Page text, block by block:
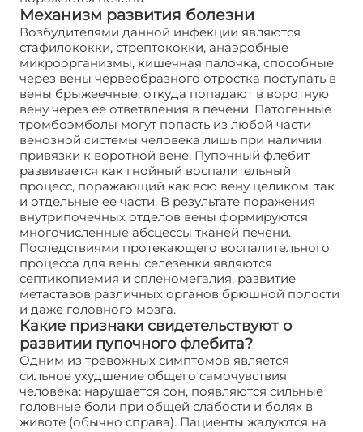
Механизм развития болезни
Возбудителями данной инфекции являются
стафилококки, стрептококки, анаэробные
микроорганизмы, кишечная палочка, способные
через вены червеобразного отростка поступать в
вены брыжеечные, откуда попадают в воротную
вену через ее ответвления в печени. Патогенные
тромбоэмболы могут попасть из любой части
венозной системы человека лишь при наличии
привязки к воротной вене. Пупочный флебит
развивается как гнойный воспалительный
процесс, поражающий как всю вену целиком, так
и отдельные ее части. В результате поражения
внутрипочечных отделов вены формируются
многочисленные абсцессы тканей печени.
Последствиями протекающего воспалительного
процесса для вены селезенки являются
септикопиемия и спленомегалия, развитие
метастазов различных органов брюшной полости
и даже головного мозга.
Какие признаки свидетельствуют о
развитии пупочного флебита?
Одним из тревожных симптомов является
сильное ухудшение общего самочувствия
человека: нарушается сон, появляются сильные
головные боли при общей слабости и болях в
животе (обычно справа). Пациенты жалуются на